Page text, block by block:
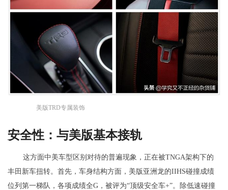
美版TRD专属装饰
安全性：与美版基本接轨
这方面中美车型区别对待的普遍现象，正在被TNGA架构下的
丰田新车扭转。首先，车身结构方面，美版亚洲龙的IIHS碰撞成绩
位列第一梯队，各项成绩全G，被评为“顶级安全车+”。除低速碰撞